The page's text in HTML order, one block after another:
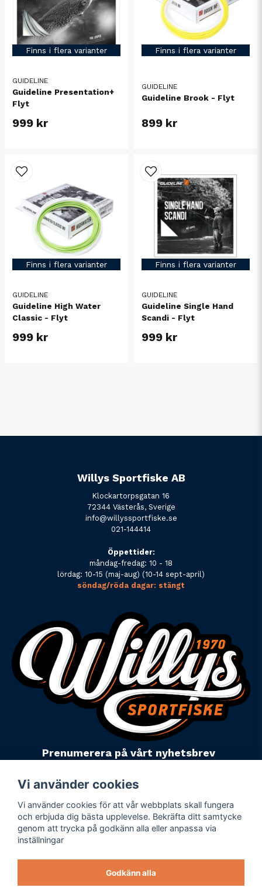
Finns i flera varianter
GUIDELINE
Guideline Presentation+
Flyt
999 kr
Finns i flera varianter
GUIDELINE
Guideline Brook - Flyt
899 kr
Finns i flera varianter
GUIDELINE
Guideline High Water
Classic - Flyt
999 kr
Finns i flera varianter
GUIDELINE
Guideline Single Hand
Scandi - Flyt
999 kr
Willys Sportfiske AB
Klockartorpsgatan 16
72344 Västerås, Sverige
info@willyssportfiske.se
021-144414
Öppettider:
måndag-fredag: 10 - 18
lördag: 10-15 (maj-aug) (10-14 sept-april)
söndag/röda dagar: stängt
Prenumerera på vårt nyhetsbrev
Powered by Nyehandel AB
Företagsuppgifter
Personuppgiftspolicy
Vi använder cookies
Vi använder cookies för att vår webbplats skall fungera
och erbjuda dig bästa upplevelse. Bekräfta ditt samtycke
genom att trycka på godkänn alla eller anpassa via
inställningar
Godkänn alla